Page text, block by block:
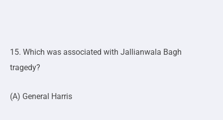
15. Which was associated with Jallianwala Bagh
tragedy?
(A) General Harris